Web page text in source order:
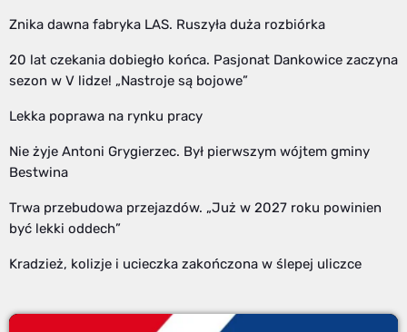
Znika dawna fabryka LAS. Ruszyła duża rozbiórka
20 lat czekania dobiegło końca. Pasjonat Dankowice zaczyna
sezon w V lidze! „Nastroje są bojowe”
Lekka poprawa na rynku pracy
Nie żyje Antoni Grygierzec. Był pierwszym wójtem gminy
Bestwina
Trwa przebudowa przejazdów. „Już w 2027 roku powinien
być lekki oddech”
Kradzież, kolizje i ucieczka zakończona w ślepej uliczce